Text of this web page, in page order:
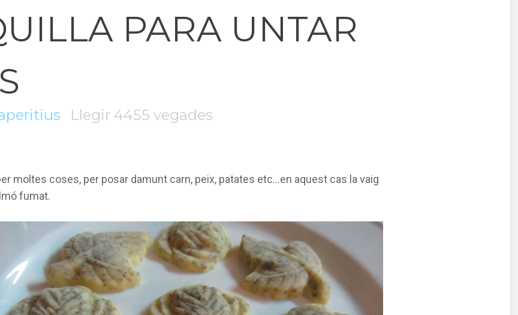
PARA UNTAR
Llegir 4455 vegades
moltes coses, per posar damunt carn, peix, patates etc...en aquest cas la vaig
fumat.